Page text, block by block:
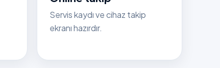
Servis kaydı ve cihaz takip
ekranı hazırdır.